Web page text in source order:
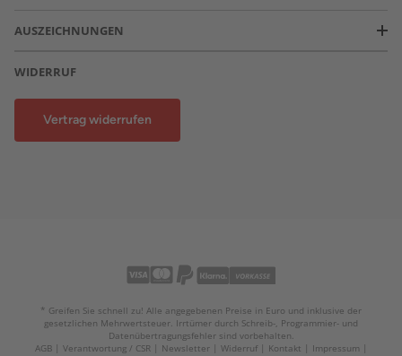
AUSZEICHNUNGEN
WIDERRUF
Vertrag widerrufen
* Greifen Sie schnell zu! Alle angegebenen Preise in Euro und inklusive der
gesetzlichen Mehrwertsteuer. Irrtümer durch Schreib-, Programmier- und
Datenübertragungsfehler sind vorbehalten.
AGB
Verantwortung / CSR Newsletter Widerruf Kontakt
Impressum